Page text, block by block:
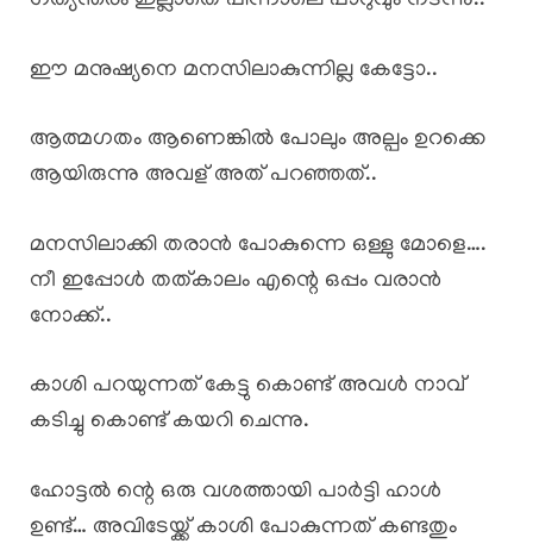
ഈ മനുഷ്യനെ മനസിലാകുന്നില്ല കേട്ടോ..
ആത്മഗതം ആണെങ്കിൽ പോലും അല്പം ഉറക്കെ
ആയിരുന്നു അവള് അത് പറഞ്ഞത്..
മനസിലാക്കി തരാൻ പോകുന്നെ ഒള്ളു മോളെ….
നീ ഇപ്പോൾ തത്കാലം എന്റെ ഒപ്പം വരാൻ
നോക്ക്..
കാശി പറയുന്നത് കേട്ടു കൊണ്ട് അവൾ നാവ്
കടിച്ചു കൊണ്ട് കയറി ചെന്നു.
ഹോട്ടൽ ന്റെ ഒരു വശത്തായി പാർട്ടി ഹാൾ
ഉണ്ട്… അവിടേയ്ക്ക് കാശി പോകുന്നത് കണ്ടതും